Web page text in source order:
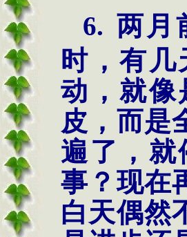
6. 两月
时，有几
动，就像
皮，而是
遍了，就
事？现在
白天偶然